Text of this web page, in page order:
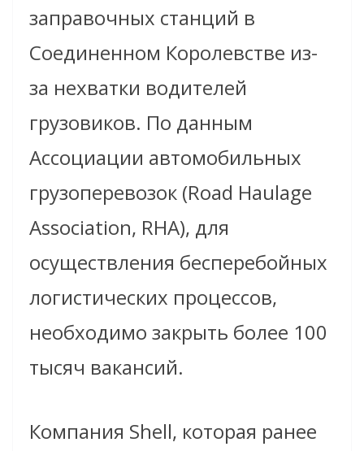
заправочных станций в
Соединенном Королевстве из-
за нехватки водителей
грузовиков. По данным
Ассоциации автомобильных
грузоперевозок (Road Haulage
Association, RHA), для
осуществления бесперебойных
логистических процессов,
необходимо закрыть более 100
тысяч вакансий.
Компания Shell, которая ранее